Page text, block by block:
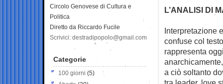
L’ANALISI DI
Interpretazione
confuse col
rappresenta
a ciò soltanto
Circolo Genovese di Cultura e
Politica
Diretto da Riccardo Fucile
Scrivici: destradipopolo@gmail.com
Categorie
100 giorni (5)